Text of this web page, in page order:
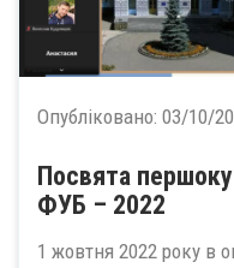
Опубліковано: 03/10/
Посвята
ФУБ – 2022
1 жовтня 2022 року в